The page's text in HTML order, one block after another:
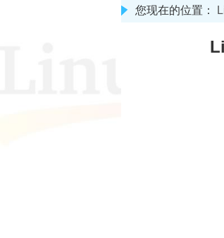
您现在的位置：